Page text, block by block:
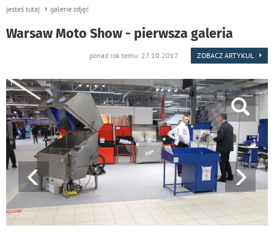
jesteś tutaj galerie zdjęć
Warsaw Moto Show - pierwsza galeria
ponad rok temu 27.10.2017 ZOBACZ ARTYKUŁ